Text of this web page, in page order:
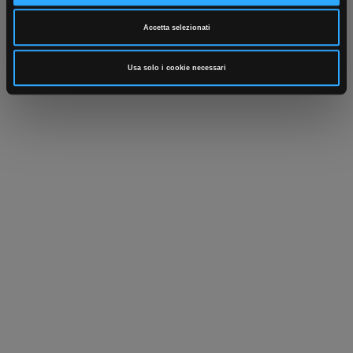
Accetta selezionati
Usa solo i cookie necessari